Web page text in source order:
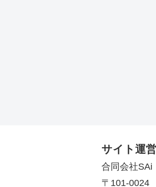
サイト運
合同会社SAi
〒101-0024